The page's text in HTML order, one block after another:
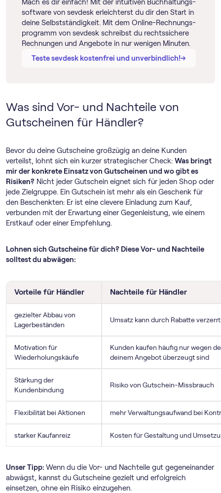
Mach es dir einfach! Mit der intuitiven Buch­haltungs­
software von sevdesk erleichterst du dir den Start in
deine Selbstständigkeit. Mit dem Online-Rechnungs­
programm von sevdesk schreibst du rechtssichere
Rechnungen und Angebote in nur wenigen Minuten.
Teste sevdesk kostenfrei und unverbindlich!→
→
Was sind Vor- und Nachteile von
Gutscheinen für Händler?
Bevor du deine Gutscheine großzügig an deine Kunden
verteilst, lohnt sich ein kurzer strategischer Check: Was bringt
mir der konkrete Einsatz von Gutscheinen und wo gibt es
Risiken? Nicht jeder Gutschein eignet sich für jeden Shop oder
jede Zielgruppe. Ein Gutschein ist mehr als ein Geschenk für
den Beschenkten: Er ist eine clevere Einladung zum Kauf,
verbunden mit der Erwartung einer Gegenleistung, wie einem
Erstkauf oder einer Empfehlung.
Lohnen sich Gutscheine für dich? Diese Vor- und Nachteile
solltest du abwägen:
Vorteile für Händler Nachteile für Händler
gezielter Abbau von
Lagerbeständen
Umsatz kann durch Rabatte
Motivation für
Wiederholungskäufe
Kunden kaufen häufig nur wegen
deinem Angebot überzeugt sind
Stärkung der
Kundenbindung
Risiko von Gutschein-Missbrauch
Flexibilität bei Aktionen mehr Verwaltungsaufwand bei
starker Kaufanreiz Kosten für Gestaltung und
Unser Tipp: Wenn du die Vor- und Nachteile gut gegeneinander
abwägst, kannst du Gutscheine gezielt und erfolgreich
einsetzen, ohne ein Risiko einzugehen.